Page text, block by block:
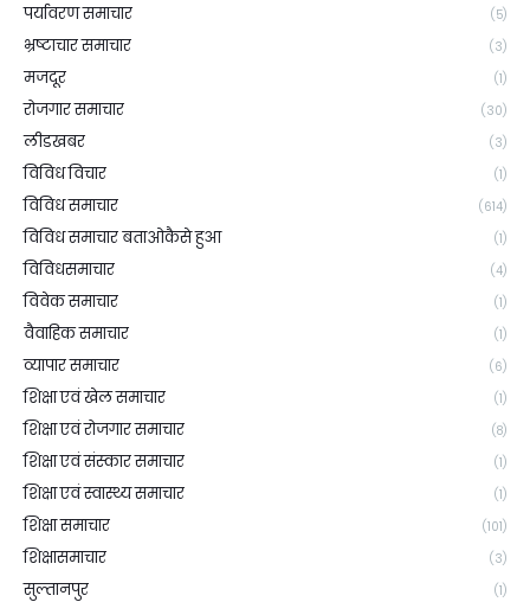
पर्यावरण समाचार (5)
भ्रष्टाचार समाचार (3)
मजदूर (1)
रोजगार समाचार (30)
लीडखबर (3)
विविध विचार (1)
विविध समाचार (614)
विविध समाचार बताओकैसे हुआ (1)
विविधसमाचार (4)
विवेक समाचार (1)
वैवाहिक समाचार (1)
व्यापार समाचार (6)
शिक्षा एवं खेल समाचार (1)
शिक्षा एवं रोजगार समाचार (8)
शिक्षा एवं संस्कार समाचार (1)
शिक्षा एवं स्वास्थ्य समाचार (1)
शिक्षा समाचार (101)
शिक्षासमाचार (3)
सुल्तानपुर (1)